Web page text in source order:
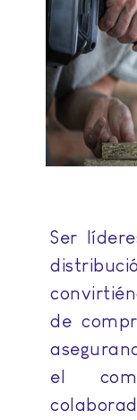
Ser
de
el